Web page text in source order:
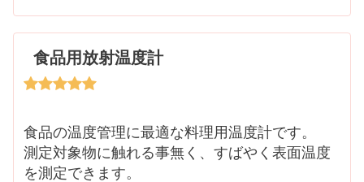
食品用放射温度計
食品の温度管理に最適な料理用温度計です。
測定対象物に触れる事無く、すばやく表面温度
を測定できます。